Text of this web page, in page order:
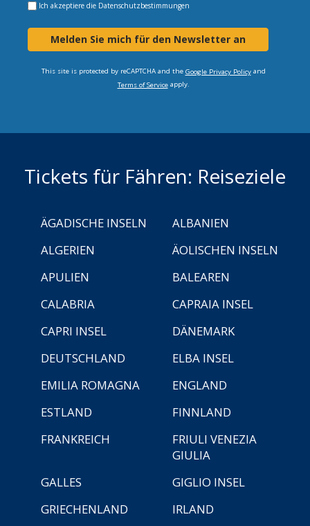
Ich akzeptiere die Datenschutzbestimmungen
Melden Sie mich für den Newsletter an
This site is protected by reCAPTCHA and the Google Privacy Policyand
Terms of Serviceapply.
Tickets für Fähren: Reiseziele
ÄGADISCHE INSELN
ALBANIEN
ALGERIEN
ÄOLISCHEN INSELN
APULIEN
BALEAREN
CALABRIA
CAPRAIA INSEL
CAPRI INSEL
DÄNEMARK
DEUTSCHLAND
ELBA INSEL
EMILIA ROMAGNA
ENGLAND
ESTLAND
FINNLAND
FRANKREICH
FRIULI VENEZIA
GIULIA
GALLES
GIGLIO INSEL
GRIECHENLAND
IRLAND